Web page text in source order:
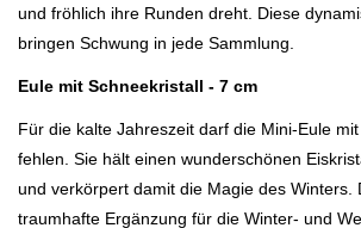
und fröhlich ihre Runden dreht. Diese
bringen Schwung in jede Sammlung.
Eule mit Schneekristall - 7 cm
Für die kalte Jahreszeit darf die Mini-Eule
fehlen. Sie hält einen wunderschönen
und verkörpert damit die Magie des Winters.
traumhafte Ergänzung für die Winter- und